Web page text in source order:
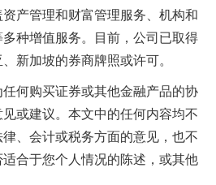
产管理和财富管理服务、机构和
种增值服务。目前，公司已取得
新加坡的券商牌照或许可。
何购买证券或其他金融产品的协
或建议。本文中的任何内容均不
、会计或税务方面的意见，也不
合于您个人情况的陈述，或其他